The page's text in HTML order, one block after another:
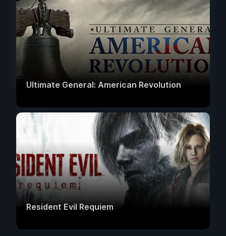
Ultimate General: American Revolution
Resident Evil Requiem